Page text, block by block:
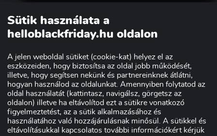
Sütik használata a
helloblackfriday.hu oldalon
A jelen weboldal sütiket (cookie-kat) helyez el az
eszközeiden, hogy biztosítsa az oldal jobb működését,
illetve, hogy segítsen nekünk és partnereinknek átlátni,
hogyan használod az oldalunkat. Amennyiben folytatod az
oldal használatát (kattintasz, navigálsz, görgetsz az
oldalon) illetve ha eltávolítod ezt a sütikre vonatkozó
figyelmeztetést, az a sütik alkalmazásához és
használatához való hozzájárulásnak minősül. A sütikkel és
eltávolításukkal kapcsolatos további információkért kérjük
Szakmai partnerünk: